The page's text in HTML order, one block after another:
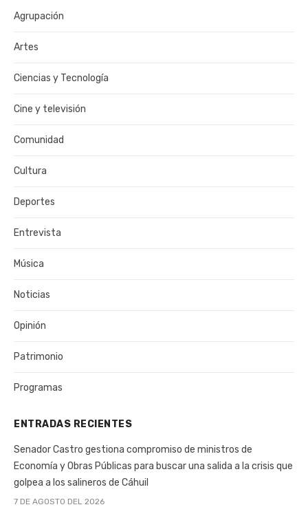
Agrupación
Artes
Ciencias y Tecnología
Cine y televisión
Comunidad
Cultura
Deportes
Entrevista
Música
Noticias
Opinión
Patrimonio
Programas
ENTRADAS RECIENTES
Senador Castro gestiona compromiso de ministros de
Economía y Obras Públicas para buscar una salida a la crisis que
golpea a los salineros de Cáhuil
7 DE AGOSTO DEL 2026